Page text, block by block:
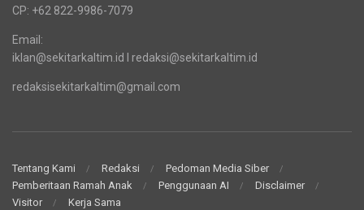
CP: +62 822-9986-7079
Email:
iklan@sekitarkaltim.id I redaksi@sekitarkaltim.id
redaksisekitarkaltim@gmail.com
Tentang Kami Redaksi
Pedoman Media Siber
Pemberitaan Ramah Anak
Penggunaan AI
Disclaimer
Visitor
Kerja Sama